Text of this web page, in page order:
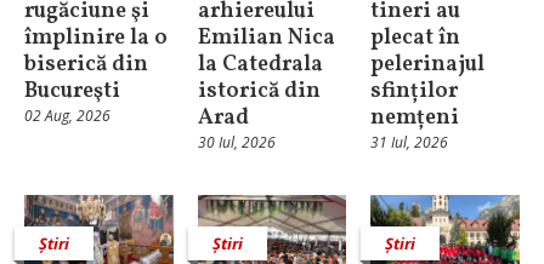
rugăciune şi
împlinire la o
biserică din
Bucureşti
02 Aug, 2026
arhiereului
Emilian Nica
la Catedrala
istorică din
Arad
30 Iul, 2026
tineri au
plecat în
pelerinajul
sfinților
nemțeni
31 Iul, 2026
Știri Știri Știri